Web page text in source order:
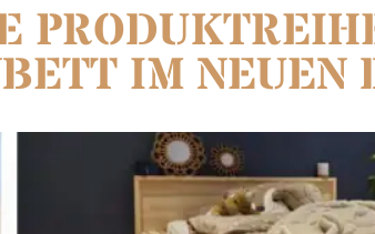
IM NEUEN